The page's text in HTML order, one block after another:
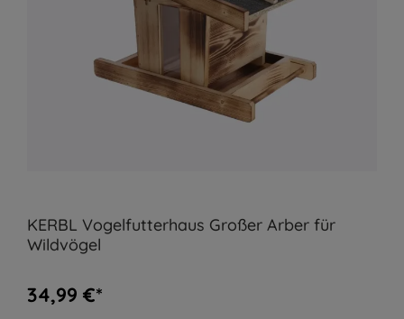
KERBL Vogelfutterhaus Großer Arber für
Wildvögel
34,99 €*